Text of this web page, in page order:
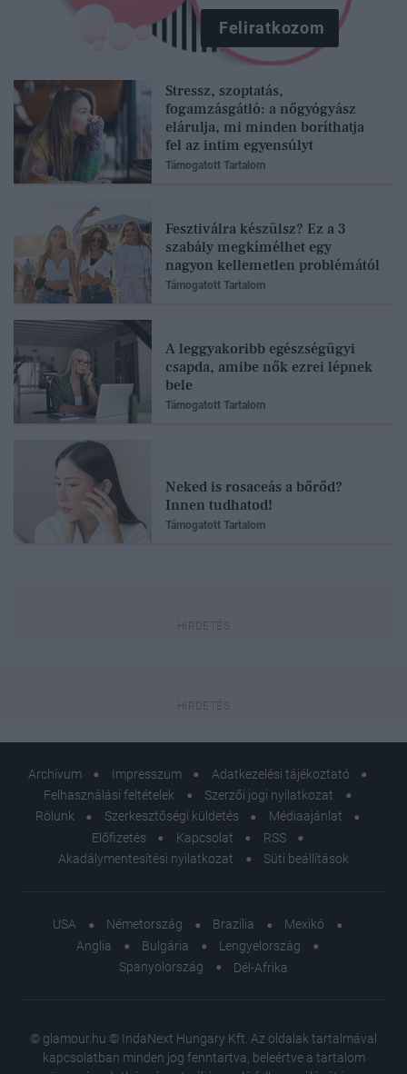
Minya
hogy
Feliratkozom
Stressz, szoptatás,
fogamzásgátló: a nőgyógyász
elárulja, mi minden boríthatja
fel az intim egyensúlyt
Támogatott Tartalom
Fesztiválra készülsz? Ez a 3
szabály megkímélhet egy
nagyon kellemetlen problémától
Támogatott Tartalom
A leggyakoribb egészségügyi
csapda, amibe nők ezrei lépnek
bele
Támogatott Tartalom
Neked is rosaceás a bőrőd?
Innen tudhatod!
Támogatott Tartalom
Archívum Impresszum
Adatkezelési tájékoztató
Felhasználási feltételek
Szerzői jogi nyilatkozat
Rólunk
Szerkesztőségi küldetés
Médiaajánlat
Előfizetés
Kapcsolat
RSS
Akadálymentesítési nyilatkozat
Süti beállítások
USA Németország Brazília
Mexikó
Anglia
Bulgária
Lengyelország
Spanyolország
Dél-Afrika
© glamour.hu © IndaNext Hungary Kft. Az oldalak tartalmával
kapcsolatban minden jog fenntartva, beleértve a tartalom